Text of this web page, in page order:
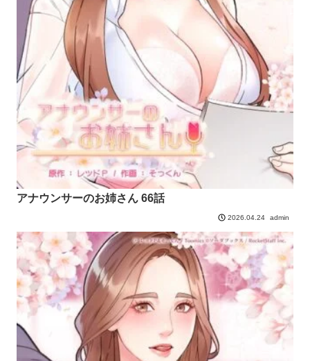
アナウンサーのお姉さん 66話
2026.04.24 admin